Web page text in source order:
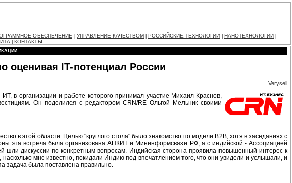
ОБЕСПЕЧЕНИЕ УПРАВЛЕНИЕ КАЧЕСТВОМ РОССИЙСКИЕ ТЕХНОЛОГИИ НАНОТЕХНОЛОГИИ
| КОНТАКТЫ
оценивая IT-потенциал России
Verysell
в организации и работе которого принимал участие Михаил Краснов,
Он поделился с редактором CRN/RE Ольгой Мельник своими
в этой области. Целью "круглого стола" было знакомство по модели B2B, хотя в заседаниях с
эта встреча была организована АПКИТ и Мининформсвязи РФ, а с индийской - Ассоциацией
дискуссии по конкретным вопросам. Индийская сторона проявила повышенный интерес к
мне известно, покидали Индию под впечатлением того, что они увидели и услышали, и
задача была поставлена правильно.